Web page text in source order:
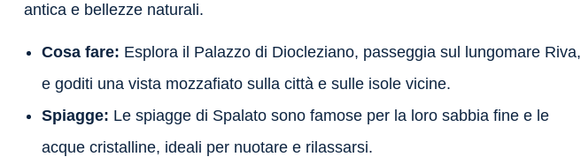
antica e bellezze naturali.
Cosa fare: Esplora il Palazzo di Diocleziano, passeggia sul lungomare Riva,
e goditi una vista mozzafiato sulla città e sulle isole vicine.
Spiagge: Le spiagge di Spalato sono famose per la loro sabbia fine e le
acque cristalline, ideali per nuotare e rilassarsi.